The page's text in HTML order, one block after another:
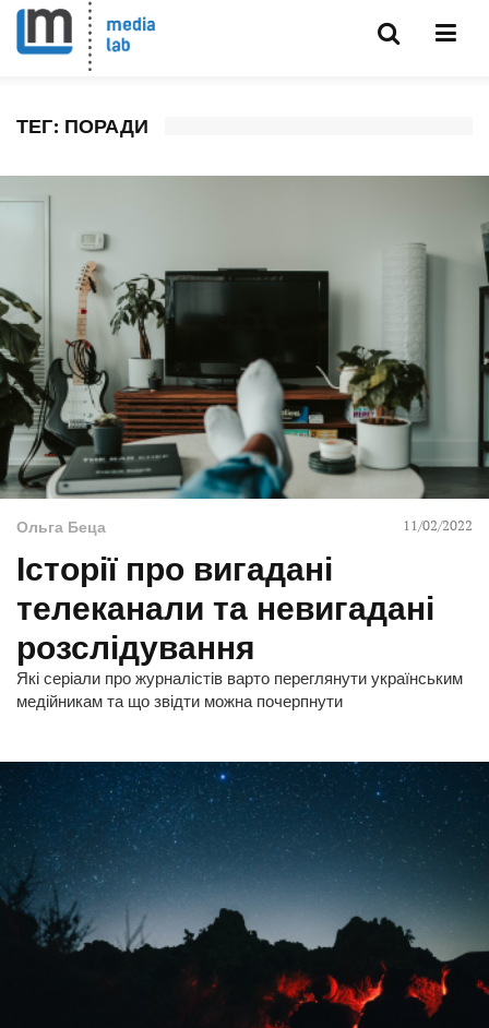
ТЕГ: ПОРАДИ
Ольга Беца 11/02/2022
Історії про вигадані
телеканали та невигадані
розслідування
Які серіали про журналістів варто переглянути українським
медійникам та що звідти можна почерпнути